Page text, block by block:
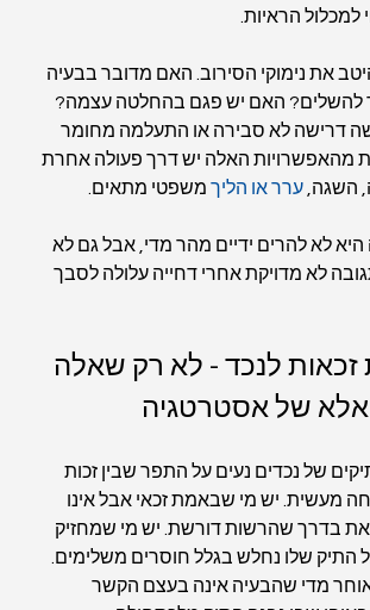
למכלול הראיות.
את נימוקי הסירוב. האם מדובר בבעיה
להשלים? האם יש פגם בהחלטה עצמה?
דרישה לא סבירה או התעלמה מחומר
מהאפשרויות האלה יש דרך פעולה אחרת
השגה, ערר או הליך משפטי מתאים.
לא להרים ידיים מהר מדי, אבל גם לא
לא מדויקת אחרי דחייה עלולה לסבך
זכאות לנכד - לא רק שאלה
של אסטרטגיה
של נכדים נעים על התפר שבין זכות
מעשית. יש מי שבאמת זכאי אבל אינו
בדרך שהרשות דורשת. יש מי שמחזיק
שלו נחלש בגלל חוסרים משלימים.
מדי שהבעיה אינה בעצם הקשר